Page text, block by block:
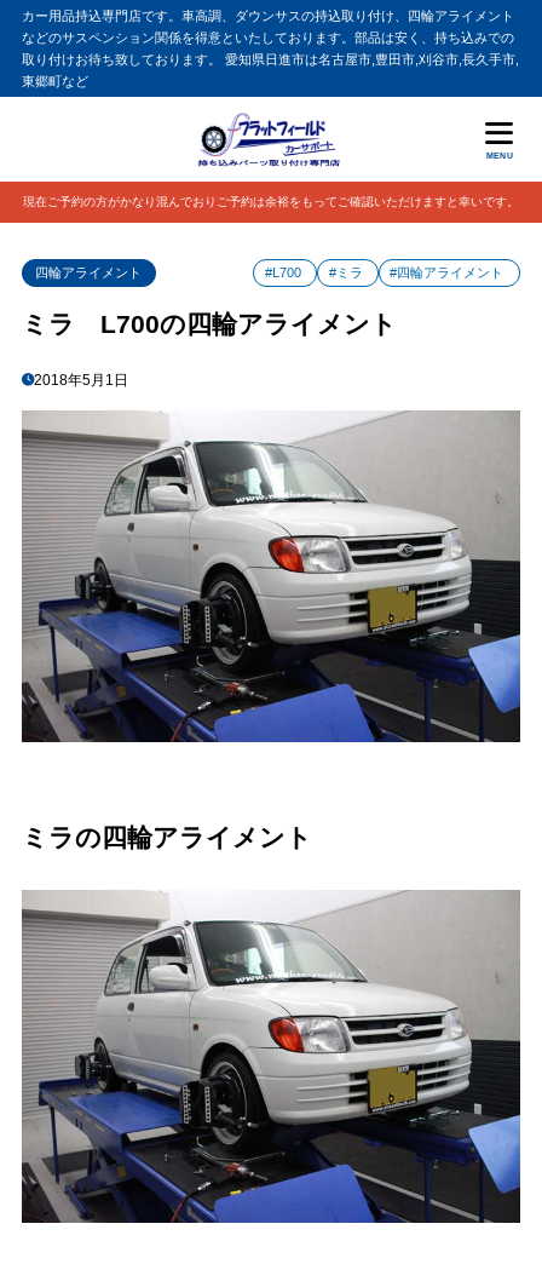
カー用品持込専門店です。車高調、ダウンサスの持込取り付け、四輪アライメント
などのサスペンション関係を得意といたしております。部品は安く、持ち込みでの
取り付けお待ち致しております。 愛知県日進市は名古屋市,豊田市,刈谷市,長久手市,
東郷町など
MENU
現在ご予約の方がかなり混んでおりご予約は余裕をもってご確認いただけますと幸いです。
四輪アライメント #L700 #ミラ #四輪アライメント
ミラ L700の四輪アライメント
2018年5月1日
ミラの四輪アライメント